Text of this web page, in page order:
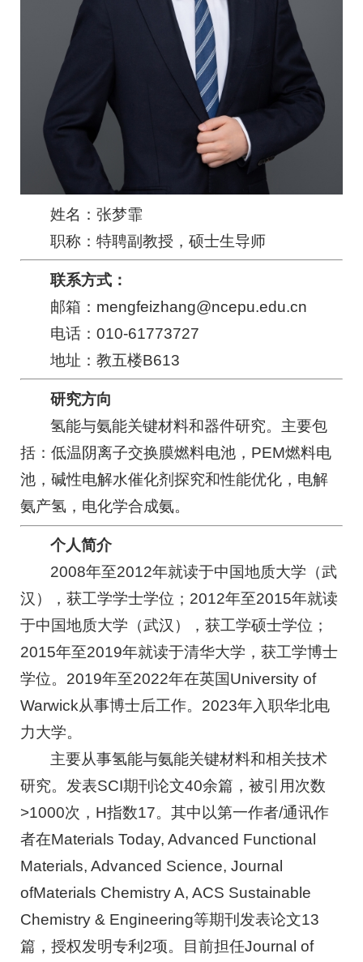
姓名：张梦霏
职称：特聘副教授，硕士生导师
联系方式：
邮箱： mengfeizhang@ncepu.edu.cn
电话：010-61773727
地址：教五楼B613
研究方向
氢能与氨能关键材料和器件研究。主要包
括：低温阴离子交换膜燃料电池，PEM燃料电
池，碱性电解水催化剂探究和性能优化，电解
氨产氢，电化学合成氨。
个人简介
2008年至2012年就读于中国地质大学（武
汉），获工学学士学位；2012年至2015年就读
于中国地质大学（武汉），获工学硕士学位；
2015年至2019年就读于清华大学，获工学博士
学位。2019年至2022年在英国University of
Warwick从事博士后工作。2023年入职华北电
力大学。
主要从事氢能与氨能关键材料和相关技术
研究。发表SCI期刊论文40余篇，被引用次数
>1000次，H指数17。其中以第一作者/通讯作
者在Materials Today, Advanced Functional
Materials, Advanced Science, Journal
ofMaterials Chemistry A, ACS Sustainable
Chemistry & Engineering等期刊发表论文13
篇，授权发明专利2项。目前担任Journal of